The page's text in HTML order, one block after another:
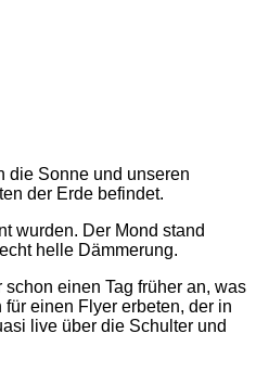
die Sonne und unseren
der Erde befindet.
wurden. Der Mond stand
helle Dämmerung.
einen Tag früher an, was
einen Flyer erbeten, der in
live über die Schulter und